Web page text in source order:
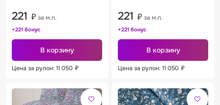
221 ₽ за м.п.
+221 бонус
В корзину
Цена за рулон: 11 050 ₽
221 ₽ за м.п.
+221 бонус
В корзину
Цена за рулон: 11 050 ₽